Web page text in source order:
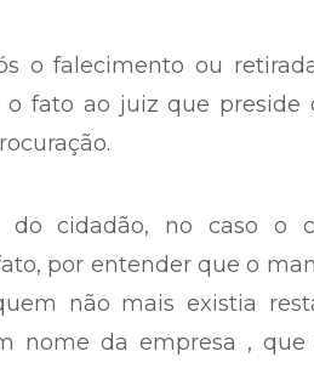
o falecimento ou
fato ao juiz que preside
cidadão, no caso o
por entender que o
não mais existia
nome da empresa ,